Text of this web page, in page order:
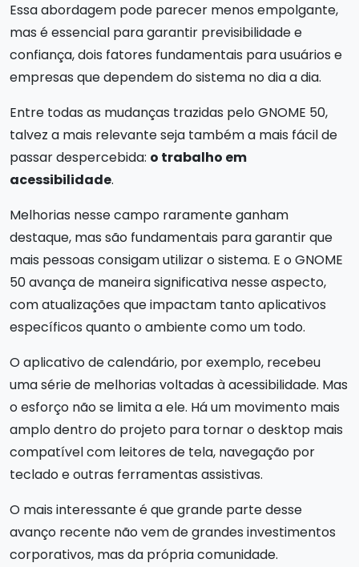
Essa abordagem pode parecer menos empolgante,
mas é essencial para garantir previsibilidade e
confiança, dois fatores fundamentais para usuários e
empresas que dependem do sistema no dia a dia.
Entre todas as mudanças trazidas pelo GNOME 50,
talvez a mais relevante seja também a mais fácil de
passar despercebida: o trabalho em
acessibilidade.
Melhorias nesse campo raramente ganham
destaque, mas são fundamentais para garantir que
mais pessoas consigam utilizar o sistema. E o GNOME
50 avança de maneira significativa nesse aspecto,
com atualizações que impactam tanto aplicativos
específicos quanto o ambiente como um todo.
O aplicativo de calendário, por exemplo, recebeu
uma série de melhorias voltadas à acessibilidade. Mas
o esforço não se limita a ele. Há um movimento mais
amplo dentro do projeto para tornar o desktop mais
compatível com leitores de tela, navegação por
teclado e outras ferramentas assistivas.
O mais interessante é que grande parte desse
avanço recente não vem de grandes investimentos
corporativos, mas da própria comunidade.